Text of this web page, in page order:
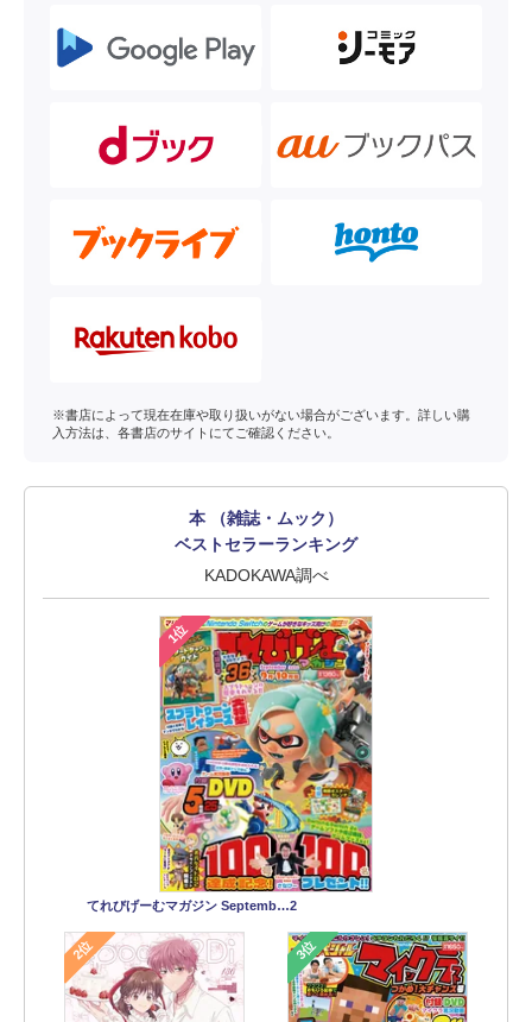
※書店によって現在在庫や取り扱いがない場合がございます。詳しい購
入方法は、各書店のサイトにてご確認ください。
本 （雑誌・ムック）
ベストセラーランキング
KADOKAWA調べ
1位
てれびげーむマガジン Septemb…2
2位 3位